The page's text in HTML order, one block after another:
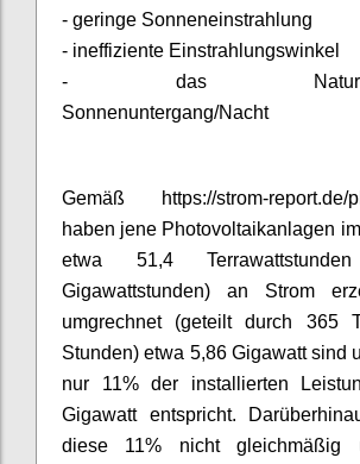
- geringe Sonneneinstrahlung
- ineffiziente Einstrahlungswinkel
- das
Sonnenuntergang/Nacht
Gemäß https://strom-report.de/
haben jene Photovoltaikanlagen
etwa 51,4
Gigawattstunden) an Strom
umgrechnet (geteilt durch 365
Stunden) etwa 5,86 Gigawatt sind
nur 11% der installierten
Gigawatt entspricht.
diese 11% nicht gleichmäßig